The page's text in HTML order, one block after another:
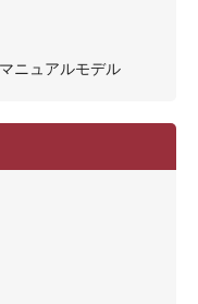
ニュアルモデル